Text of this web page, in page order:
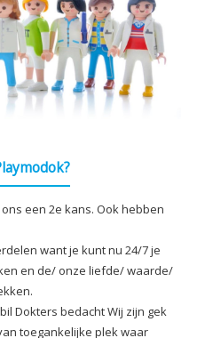
een 2e kans. Ook hebben
want je kunt nu 24/7 je
en de/ onze liefde/ waarde/
Dokters bedacht Wij zijn gek
toegankelijke plek waar